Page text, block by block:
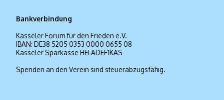
Bankverbindung
Kasseler Forum für den Frieden e.V.
IBAN: DE38 5205 0353 0000 0655 08
Kasseler Sparkasse HELADEF1KAS
Spenden an den Verein sind steuerabzugsfähig.